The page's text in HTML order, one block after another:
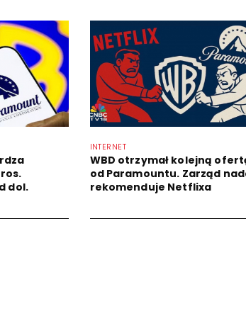
dol.
INTERNET
WBD otrzymał kolejną
od Paramountu. Zarząd
rekomenduje Netflixa